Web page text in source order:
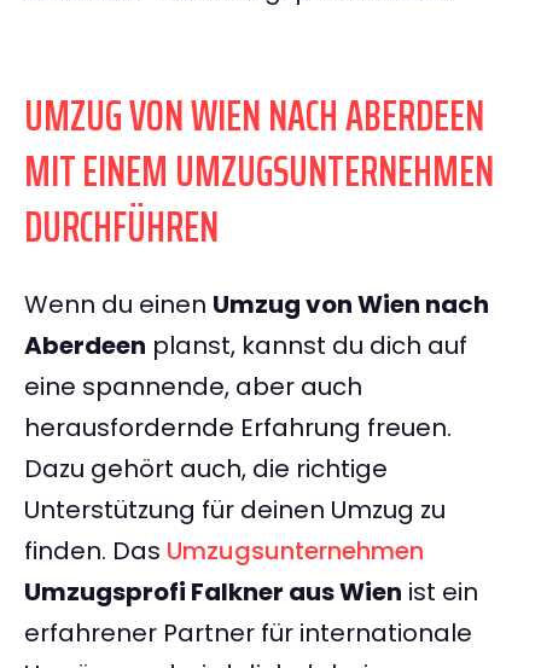
UMZUG VON WIEN NACH ABERDEEN
MIT EINEM UMZUGSUNTERNEHMEN
DURCHFÜHREN
Wenn du einen Umzug von Wien nach
Aberdeen planst, kannst du dich auf
eine spannende, aber auch
herausfordernde Erfahrung freuen.
Dazu gehört auch, die richtige
Unterstützung für deinen Umzug zu
finden. Das Umzugsunternehmen
Umzugsprofi Falkner aus Wien ist ein
erfahrener Partner für internationale